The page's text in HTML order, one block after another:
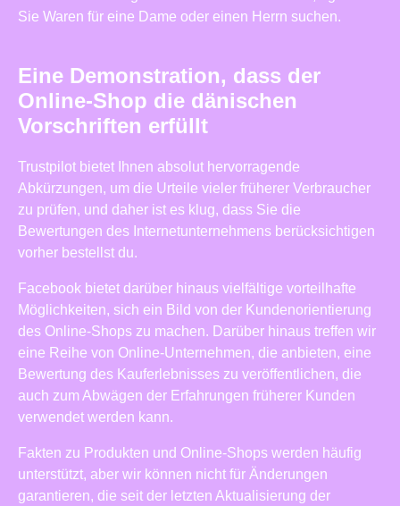
Sie Waren für eine Dame oder einen Herrn suchen.
Eine Demonstration, dass der
Online-Shop die dänischen
Vorschriften erfüllt
Trustpilot bietet Ihnen absolut hervorragende
Abkürzungen, um die Urteile vieler früherer Verbraucher
zu prüfen, und daher ist es klug, dass Sie die
Bewertungen des Internetunternehmens berücksichtigen
vorher bestellst du.
Facebook bietet darüber hinaus vielfältige vorteilhafte
Möglichkeiten, sich ein Bild von der Kundenorientierung
des Online-Shops zu machen. Darüber hinaus treffen wir
eine Reihe von Online-Unternehmen, die anbieten, eine
Bewertung des Kauferlebnisses zu veröffentlichen, die
auch zum Abwägen der Erfahrungen früherer Kunden
verwendet werden kann.
Fakten zu Produkten und Online-Shops werden häufig
unterstützt, aber wir können nicht für Änderungen
garantieren, die seit der letzten Aktualisierung der